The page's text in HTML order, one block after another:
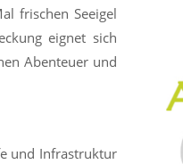
frischen Seeigel
eignet sich
Abenteuer und
und Infrastruktur